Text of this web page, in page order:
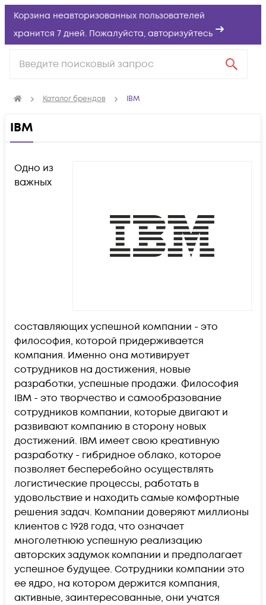
Корзина неавторизованных пользователей
хранится 7 дней. Пожалуйста, авторизуйтесь
Каталог брендов IBM
IBM
Одно из
важных
составляющих успешной компании - это
философия, которой придерживается
компания. Именно она мотивирует
сотрудников на достижения, новые
разработки, успешные продажи. Философия
IBM - это творчество и самообразование
сотрудников компании, которые двигают и
развивают компанию в сторону новых
достижений. IBM имеет свою креативную
разработку - гибридное облако, которое
позволяет бесперебойно осуществлять
логистические процессы, работать в
удовольствие и находить самые комфортные
решения задач. Компании доверяют миллионы
клиентов с 1928 года, что означает
многолетнюю успешную реализацию
авторских задумок компании и предполагает
успешное будущее. Сотрудники компании это
ее ядро, на котором держится компания,
активные, заинтересованные, они учатся